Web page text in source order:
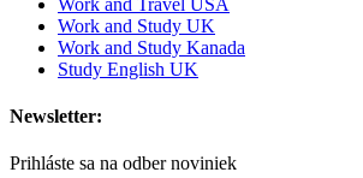
Work and Study UK
Work and Study Kanada
Study English UK
Newsletter:
Prihláste sa na odber noviniek